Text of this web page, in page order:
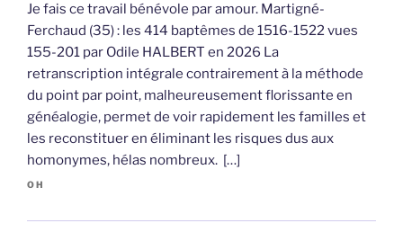
Je fais ce travail bénévole par amour. Martigné-
Ferchaud (35) : les 414 baptêmes de 1516-1522 vues
155-201 par Odile HALBERT en 2026 La
retranscription intégrale contrairement à la méthode
du point par point, malheureusement florissante en
généalogie, permet de voir rapidement les familles et
les reconstituer en éliminant les risques dus aux
homonymes, hélas nombreux. […]
OH